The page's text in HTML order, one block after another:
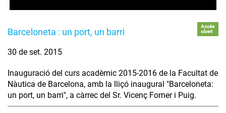
Barceloneta : un port, un barri
Accés
obert
30 de set. 2015
Inauguració del curs acadèmic 2015-2016 de la Facultat de
Nàutica de Barcelona, amb la lliçó inaugural "Barceloneta:
un port, un barri", a càrrec del Sr. Vicenç Forner i Puig.